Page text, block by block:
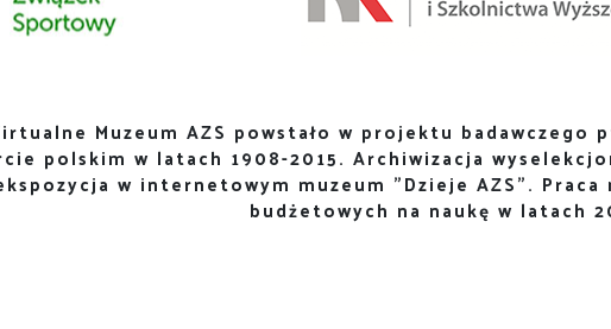
Muzeum AZS powstało w projektu badawczego
polskim w latach 1908-2015. Archiwizacja
w internetowym muzeum "Dzieje AZS". Praca
budżetowych na naukę w latach